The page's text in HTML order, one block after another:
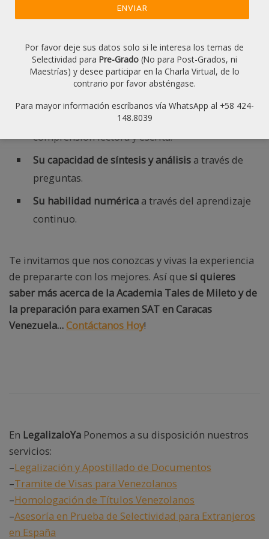
¿Cuál es la visión del curso de
preparación para examen SAT en
Caracas Venezuela?
Nuestra visión es formar alumnos capaces de
Ensayos bajo un análisis integral
comprensión lectora y escrita.
Su capacidad de síntesis y análisis a través de
preguntas.
Su habilidad numérica a través del aprendizaje
continuo.
Te invitamos que nos conozcas y vivas la experiencia
de prepararte con los mejores. Así que si quieres
saber más acerca de la Academia Tales de Mileto y de
la preparación para examen SAT en Caracas
Venezuela…Contáctanos Hoy!
En LegalizaloYa Ponemos a su disposición nuestros
servicios:
–Legalización y Apostillado de Documentos
–Tramite de Visas para Venezolanos
–Homologación de Títulos Venezolanos
–Asesoría en Prueba de Selectividad para Extranjeros
en España
Por favor deje sus datos solo si le interesa los temas de
Selectividad para Pre-Grado (No para Post-Grados, ni
Maestrías) y desee participar en la Charla Virtual, de lo
contrario por favor absténgase.
Para mayor información escríbanos vía WhatsApp al +58 424-
148.8039